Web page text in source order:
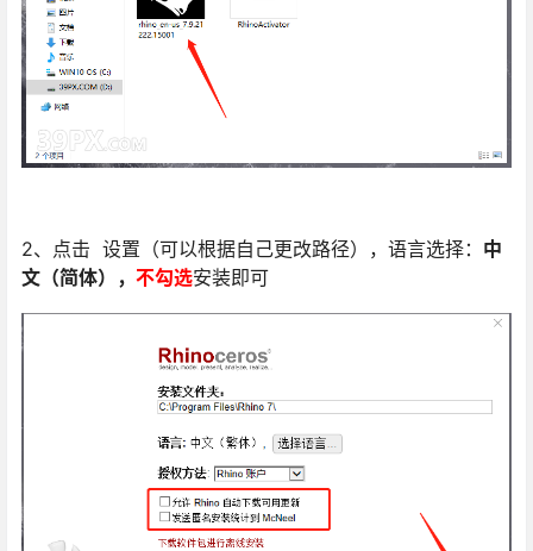
2、点击 设置（可以根据自己更改路径），语言选择： 中
文（简体）， 不勾选安装即可